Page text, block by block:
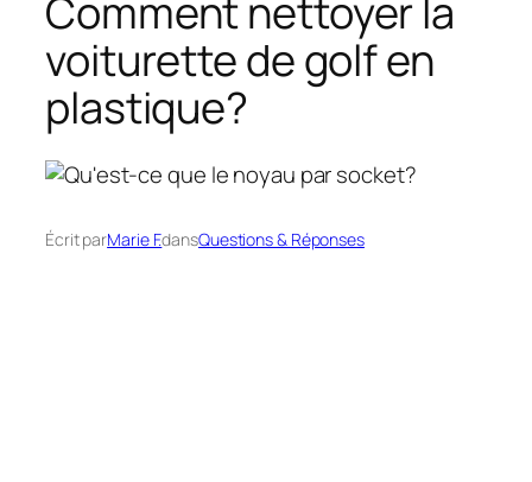
Comment nettoyer la
voiturette de golf en
plastique?
Écrit parMarie F.dansQuestions & Réponses